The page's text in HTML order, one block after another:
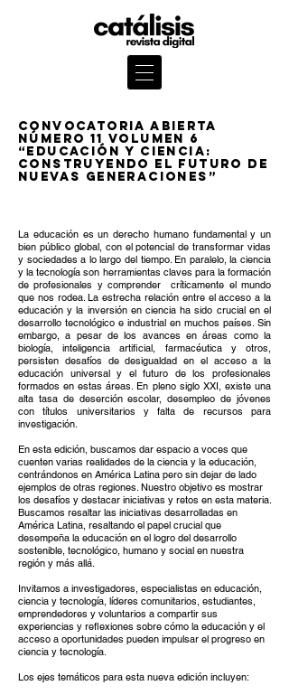
convocatoria ABIERTA
número 11 volumen 6
“Educación y Ciencia:
construyendo el futuro de
nuevas generaciones”
La educación es un derecho humano fundamental y un
bien público global, con el potencial de transformar vidas
y sociedades a lo largo del tiempo. En paralelo, la ciencia
y la tecnología son herramientas claves para la formación
de profesionales y comprender críticamente el mundo
que nos rodea. La estrecha relación entre el acceso a la
educación y la inversión en ciencia ha sido crucial en el
desarrollo tecnológico e industrial en muchos países. Sin
embargo, a pesar de los avances en áreas como la
biología, inteligencia artificial, farmacéutica y otros,
persisten desafíos de desigualdad en el acceso a la
educación universal y el futuro de los profesionales
formados en estas áreas. En pleno siglo XXI, existe una
alta tasa de deserción escolar, desempleo de jóvenes
con títulos universitarios y falta de recursos para
investigación.
En esta edición, buscamos dar espacio a voces que
cuenten varias realidades de la ciencia y la educación,
centrándonos en América Latina pero sin dejar de lado
ejemplos de otras regiones. Nuestro objetivo es mostrar
los desafíos y destacar iniciativas y retos en esta materia.
Buscamos resaltar las iniciativas desarrolladas en
América Latina, resaltando el papel crucial que
desempeña la educación en el logro del desarrollo
sostenible, tecnológico, humano y social en nuestra
región y más allá.
Invitamos a investigadores, especialistas en educación,
ciencia y tecnología, líderes comunitarios, estudiantes,
emprendedores y voluntarios a compartir sus
experiencias y reflexiones sobre cómo la educación y el
acceso a oportunidades pueden impulsar el progreso en
ciencia y tecnología.
Los ejes temáticos para esta nueva edición incluyen: